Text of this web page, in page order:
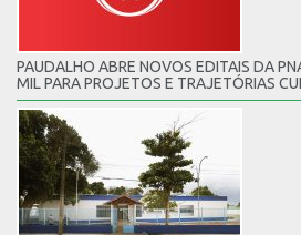
PAUDALHO ABRE NOVOS EDITAIS DA
MIL PARA PROJETOS E TRAJETÓRIAS